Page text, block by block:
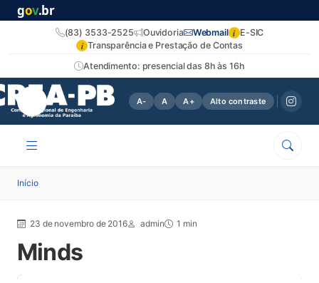
gov.br
Atendimento: presencial das 8h às 16h
(83) 3533-2525 Ouvidoria Webmail i E-SIC
i Transparência e Prestação de Contas
A- A A+ Alto contraste
Início
23 de novembro de 2016 admin 1 min
Minds